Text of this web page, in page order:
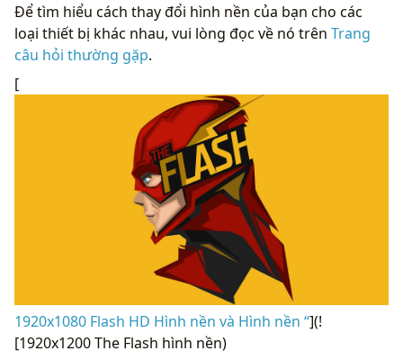
Để tìm hiểu cách thay đổi hình nền của bạn cho các
loại thiết bị khác nhau, vui lòng đọc về nó trên Trang
câu hỏi thường gặp.
[
1920x1080 Flash HD Hình nền và Hình nền “](!
[1920x1200 The Flash hình nền)